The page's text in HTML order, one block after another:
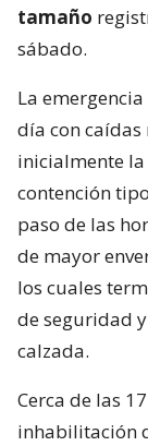
tamaño
sábado.
La
día con
inicialmente
contención
paso de las
de mayor
los cuales
de seguridad
calzada.
Cerca de las
inhabilitación